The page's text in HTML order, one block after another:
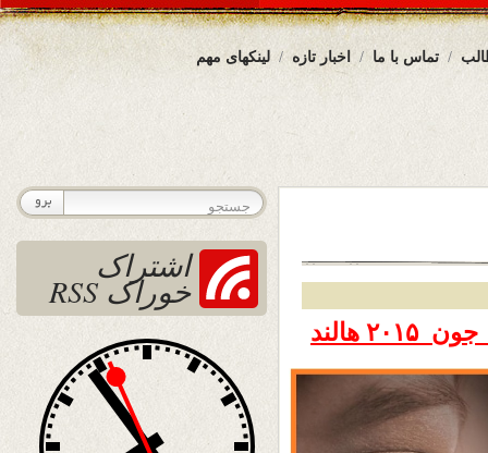
لینکهای مهم اخبار تازه تماس با ما
اشتراک
خوراک RSS